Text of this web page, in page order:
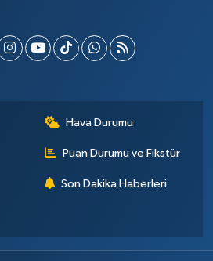
Hava Durumu
Puan Durumu ve Fikstür
Son Dakika Haberleri